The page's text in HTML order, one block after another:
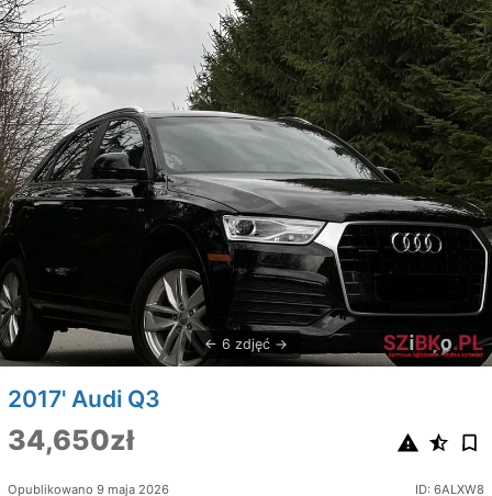
6 zdjęć
2017' Audi Q3
34,650zł
Opublikowano 9 maja 2026 ID: 6ALXW8